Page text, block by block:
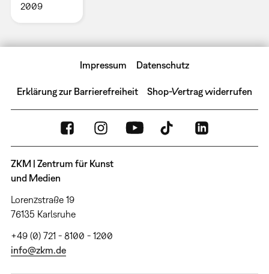
2009
Impressum Datenschutz
Erklärung zur Barrierefreiheit Shop-Vertrag widerrufen
ZKM | Zentrum für Kunst
und Medien
Lorenzstraße 19
76135 Karlsruhe
+49 (0) 721 - 8100 - 1200
info@zkm.de